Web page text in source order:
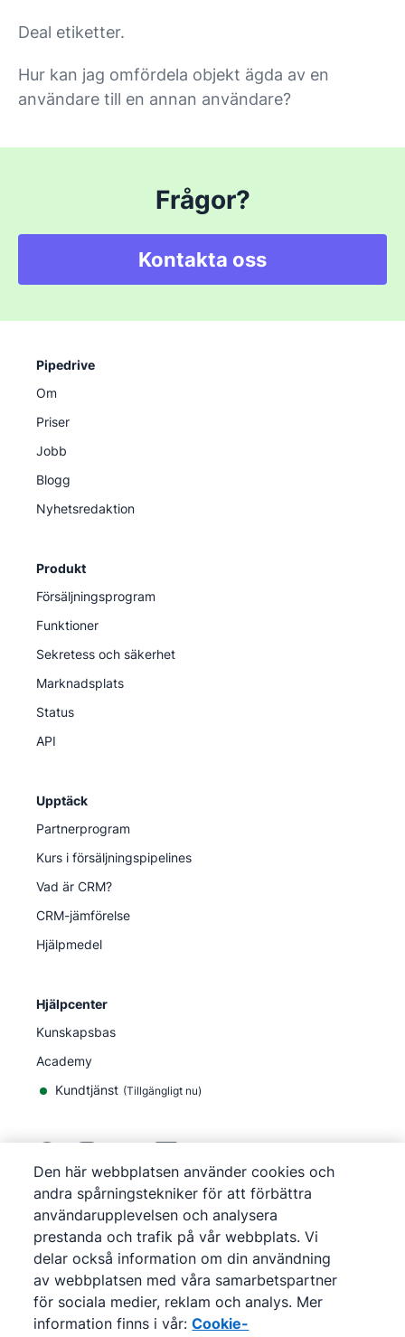
Deal etiketter.
Hur kan jag omfördela objekt ägda av en
användare till en annan användare?
Frågor?
Kontakta oss
Pipedrive
Om
Priser
Jobb
Blogg
Nyhetsredaktion
Produkt
Försäljningsprogram
Funktioner
Sekretess och säkerhet
Marknadsplats
Status
API
Upptäck
Partnerprogram
Kurs i försäljningspipelines
Vad är CRM?
CRM-jämförelse
Hjälpmedel
Hjälpcenter
Kunskapsbas
Academy
Kundtjänst (Tillgängligt nu)
©2026Pipedrive
Pipedrive
Användarvillkor
Pipedrive
Integritetsmeddelande
Webbplatskarta
Cookie-meddelande
Inställningar för cookies
Pipedrive är ett webbaserat CRM för försäljning.
Den här webbplatsen använder cookies och
andra spårningstekniker för att förbättra
användarupplevelsen och analysera
prestanda och trafik på vår webbplats. Vi
delar också information om din användning
av webbplatsen med våra samarbetspartner
för sociala medier, reklam och analys. Mer
information finns i vår: Cookie-